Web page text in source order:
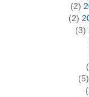
(2)
(2)
(3)
(5)